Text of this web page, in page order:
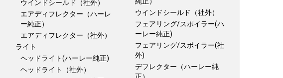
ウインドシールド（社外）
エアディフレクター（ハーレ
ー純正）
エアディフレクター（社外）
ライト
ヘッドライト(ハーレー純正)
ヘッドライト（社外）
ウインドシールド（社外）
フェアリング/スポイラー(ハ
ーレー純正)
フェアリング/スポイラー(社
外)
デフレクター（ハーレー純